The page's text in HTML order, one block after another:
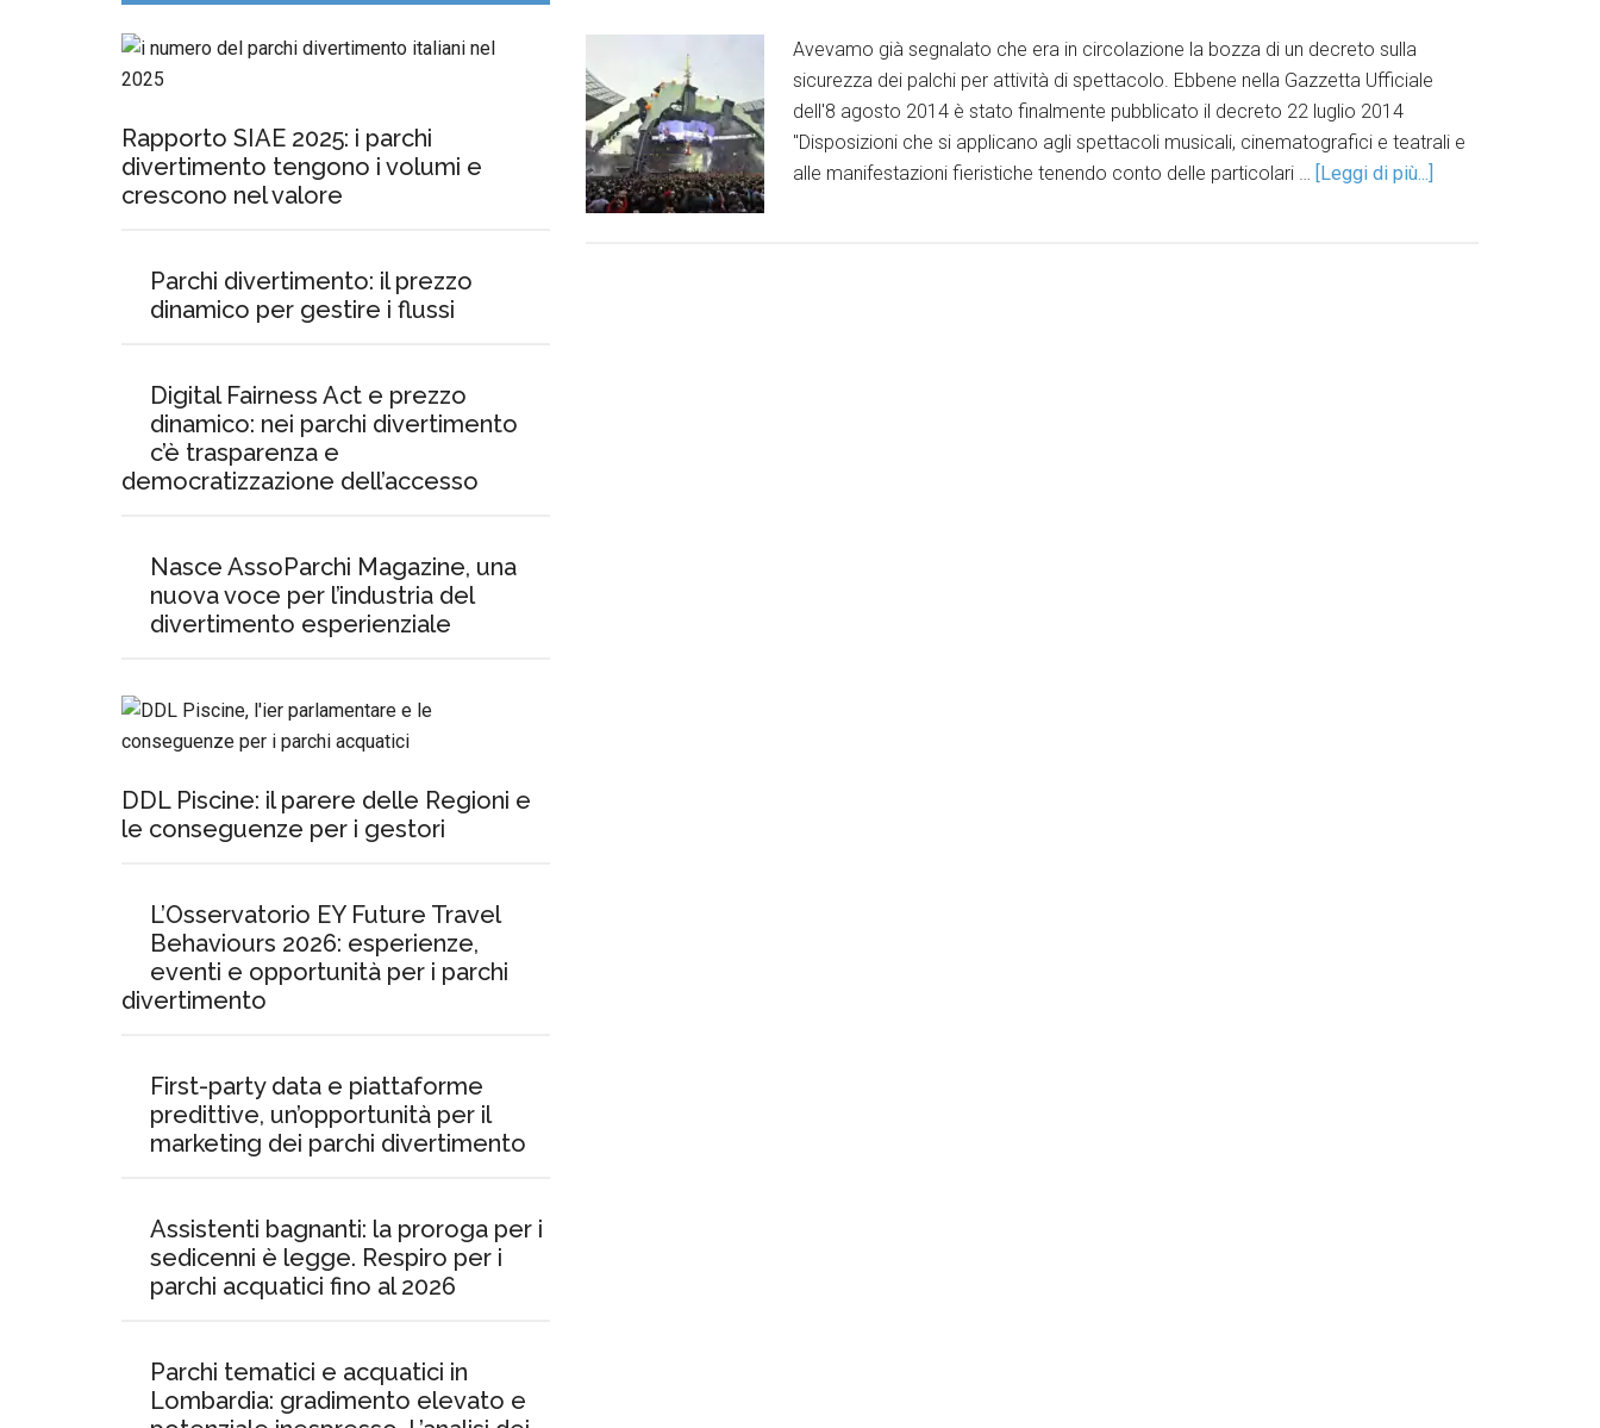
Avevamo già segnalato che era in circolazione la bozza di un decreto sulla
sicurezza dei palchi per attività di spettacolo. Ebbene nella Gazzetta Ufficiale
dell'8 agosto 2014 è stato finalmente pubblicato il decreto 22 luglio 2014
"Disposizioni che si applicano agli spettacoli musicali, cinematografici e teatrali e
alle manifestazioni fieristiche tenendo conto delle particolari … [Leggi di più...]
Rapporto SIAE 2025: i parchi
divertimento tengono i volumi e
crescono nel valore
Parchi divertimento: il prezzo
dinamico per gestire i flussi
Digital Fairness Act e prezzo
dinamico: nei parchi divertimento
c’è trasparenza e
democratizzazione dell’accesso
Nasce AssoParchi Magazine, una
nuova voce per l’industria del
divertimento esperienziale
DDL Piscine: il parere delle Regioni e
le conseguenze per i gestori
L’Osservatorio EY Future Travel
Behaviours 2026: esperienze,
eventi e opportunità per i parchi
divertimento
First-party data e piattaforme
predittive, un’opportunità per il
marketing dei parchi divertimento
Assistenti bagnanti: la proroga per i
sedicenni è legge. Respiro per i
parchi acquatici fino al 2026
Parchi tematici e acquatici in
Lombardia: gradimento elevato e